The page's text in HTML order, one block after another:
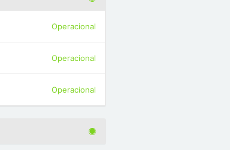
Operacional
Operacional
Operacional